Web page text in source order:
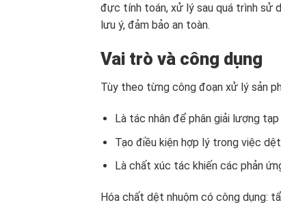
đực tính toán, xử lý sau quá trình sử
lưu ý, đảm bảo an toàn.
Vai trò và công dụng
Tùy theo từng công đoạn xử lý sản
Là tác nhân để phân giải lượng
Tạo điều kiện hợp lý trong việc
Là chất xúc tác khiến các phản
Hóa chất dệt nhuộm có công dụng: